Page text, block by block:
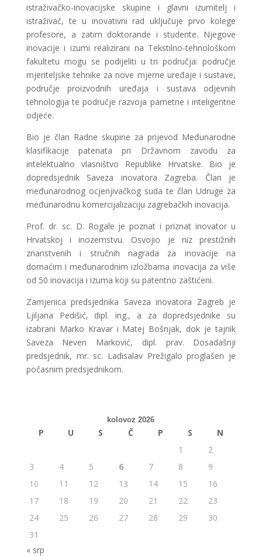
istraživačko-inovacijske skupine i glavni izumitelj i
istraživač, te u inovativni rad uključuje prvo kolege
profesore, a zatim doktorande i studente. Njegove
inovacije i izumi realizirani na Tekstilno-tehnološkom
fakultetu mogu se podijeliti u tri područja: područje
mjeriteljske tehnike za nove mjerne uređaje i sustave,
područje proizvodnih uređaja i sustava odjevnih
tehnologija te područje razvoja pametne i inteligentne
odjeće.
Bio je član Radne skupine za prijevod Međunarodne
klasifikacije patenata pri Državnom zavodu za
intelektualno vlasništvo Republike Hrvatske. Bio je
dopredsjednik Saveza inovatora Zagreba. Član je
međunarodnog ocjenjivačkog suda te član Udruge za
međunarodnu komercijalizaciju zagrebačkih inovacija.
Prof. dr. sc. D. Rogale je poznat i priznat inovator u
Hrvatskoj i inozemstvu. Osvojio je niz prestižnih
znanstvenih i stručnih nagrada za inovacije na
domaćim i međunarodnim izložbama inovacija za više
od 50 inovacija i izuma koji su patentno zaštićeni.
Zamjenica predsjednika Saveza inovatora Zagreb je
Ljiljana Pedišić, dipl. ing., a za dopredsjednike su
izabrani Marko Kravar i Matej Bošnjak, dok je tajnik
Saveza Neven Marković, dipl. prav. Dosadašnji
predsjednik, mr. sc. Ladisalav Prežigalo proglašen je
počasnim predsjednikom.
kolovoz 2026
P U S Č P S
N
1
2
3
4 5 6 7 8
9
10
11 12 13 14 15
16
17
18 19 20 21 22
23
24
25 26 27 28 29
30
31
« srp